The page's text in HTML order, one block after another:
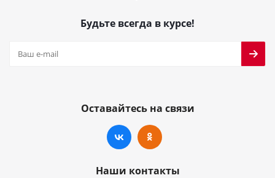
Будьте всегда в курсе!
Оставайтесь на связи
Наши контакты